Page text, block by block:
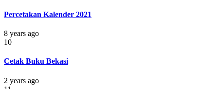
Percetakan Kalender 2021
8 years ago
10
Cetak Buku Bekasi
2 years ago